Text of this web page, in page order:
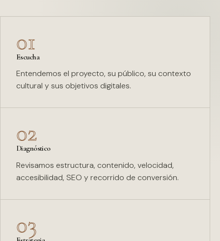
01
Escucha
Entendemos el proyecto, su público, su contexto
cultural y sus objetivos digitales.
02
Diagnóstico
Revisamos estructura, contenido, velocidad,
accesibilidad, SEO y recorrido de conversión.
03